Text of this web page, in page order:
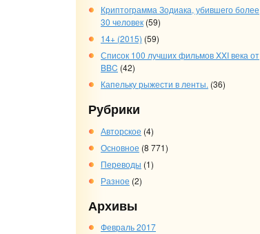
Криптограмма Зодиака, убившего более
30 человек (59)
14+ (2015) (59)
Список 100 лучших фильмов XXI века от
BBC (42)
Капельку рыжести в ленты. (36)
Рубрики
Авторское (4)
Основное (8 771)
Переводы (1)
Разное (2)
Архивы
Февраль 2017